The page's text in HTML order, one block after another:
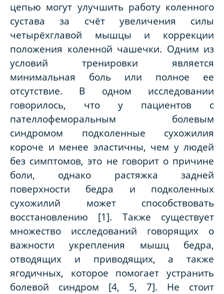
цепью могут улучшить работу коленного
сустава за счёт увеличения силы
четырёхглавой мышцы и коррекции
положения коленной чашечки. Одним из
условий тренировки является
минимальная боль или полное ее
отсутствие. В одном исследовании
говорилось, что у пациентов с
пателлофеморальным болевым
синдромом подколенные сухожилия
короче и менее эластичны, чем у людей
без симптомов, это не говорит о причине
боли, однако растяжка задней
поверхности бедра и подколенных
сухожилий может способствовать
восстановлению [1]. Также существует
множество исследований говорящих о
важности укрепления мышц бедра,
отводящих и приводящих, а также
ягодичных, которое помогает устранить
болевой синдром [4, 5, 7]. Не стоит